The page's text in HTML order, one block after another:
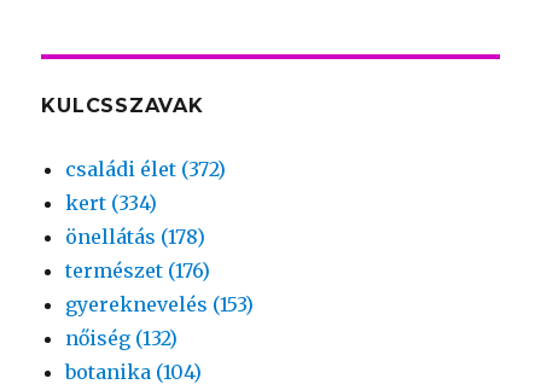
KULCSSZAVAK
családi élet (372)
kert (334)
önellátás (178)
természet (176)
gyereknevelés (153)
nőiség (132)
botanika (104)